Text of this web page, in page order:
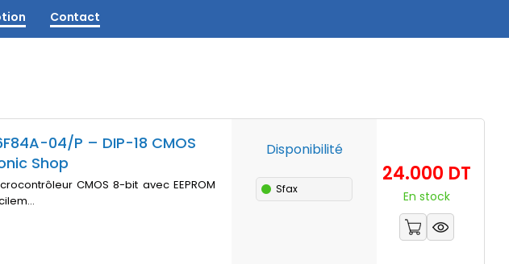
Contact
04/P – DIP-18 CMOS
Shop
CMOS 8-bit avec EEPROM
Disponibilité
Sfax
24.000 DTPrix
En stock